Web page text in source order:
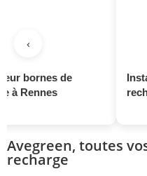
de
recharge
‹
Avegreen, toutes
recharge